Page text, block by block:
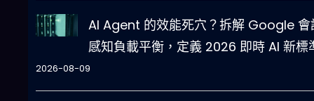
AI Agent 的效能死穴？拆解 Google 會
感知負載平衡，定義 2026 即時 AI 新標
2026-08-09